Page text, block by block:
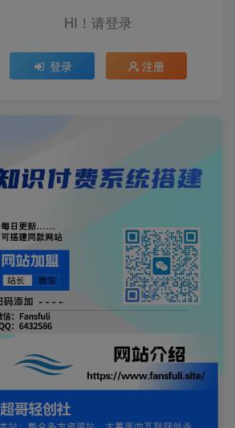
HI！请登录
登录 注册